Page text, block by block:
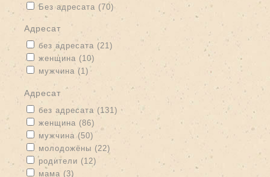
Apply Без адресата filter
Без адресата (70)Apply Без адресата filter
адресат
Apply без адресата filter
без адресата (21) Apply без адресата filter
Apply женщина filter
женщина (10)
Apply мужчина filter
мужчина (1) Apply мужчина filter
адресат
Apply без адресата filter
без адресата (131) Apply без адресата filter
Apply женщина filter
женщина (86) Apply женщина filter
Apply мужчина filter
мужчина (50) Apply мужчина filter
Apply молодожёны filter
молодожёны (22)
Apply родители filter
родители (12) Apply родители filter
Apply мама filter
мама (3) Apply мама filter